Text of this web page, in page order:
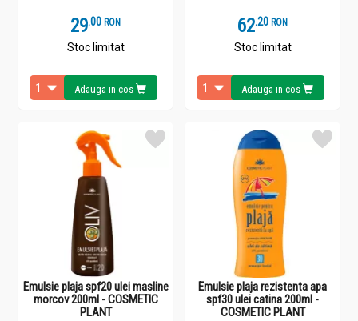
29.0 RON
Stoc limitat
Adauga in cos
62.2 RON
Stoc limitat
Adauga in cos
Emulsie plaja spf20 ulei masline
morcov 200ml - COSMETIC
PLANT
Emulsie plaja rezistenta apa
spf30 ulei catina 200ml -
COSMETIC PLANT